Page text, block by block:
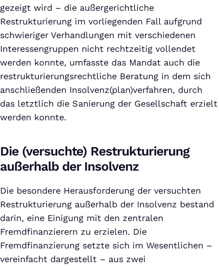
gezeigt wird – die außergerichtliche
Restrukturierung im vorliegenden Fall aufgrund
schwieriger Verhandlungen mit verschiedenen
Interessengruppen nicht rechtzeitig vollendet
werden konnte, umfasste das Mandat auch die
restrukturierungsrechtliche Beratung in dem sich
anschließenden Insolvenz(plan)verfahren, durch
das letztlich die Sanierung der Gesellschaft erzielt
werden konnte.
Die (versuchte) Restrukturierung
außerhalb der Insolvenz
Die besondere Herausforderung der versuchten
Restrukturierung außerhalb der Insolvenz bestand
darin, eine Einigung mit den zentralen
Fremdfinanzierern zu erzielen. Die
Fremdfinanzierung setzte sich im Wesentlichen –
vereinfacht dargestellt – aus zwei